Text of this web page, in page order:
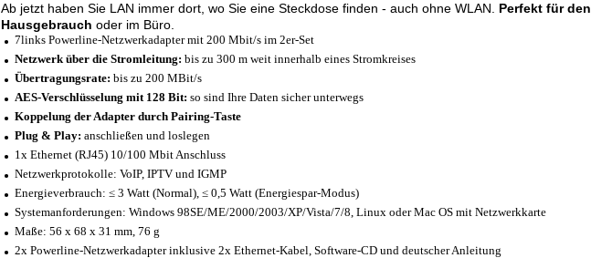
Ab jetzt haben Sie LAN immer dort, wo Sie eine Steckdose finden - auch ohne WLAN. Perfekt für den
Hausgebrauch oder im Büro.
7links Powerline-Netzwerkadapter mit 200 Mbit/s im 2er-Set
Netzwerk über die Stromleitung: bis zu 300 m weit innerhalb eines Stromkreises
Übertragungsrate: bis zu 200 MBit/s
AES-Verschlüsselung mit 128 Bit: so sind Ihre Daten sicher unterwegs
Koppelung der Adapter durch Pairing-Taste
Plug & Play: anschließen und loslegen
1x Ethernet (RJ45) 10/100 Mbit Anschluss
Netzwerkprotokolle: VoIP, IPTV und IGMP
Energieverbrauch: ≤ 3 Watt (Normal), ≤ 0,5 Watt (Energiespar-Modus)
Systemanforderungen: Windows 98SE/ME/2000/2003/XP/Vista/7/8, Linux oder Mac OS mit Netzwerkkarte
Maße: 56 x 68 x 31 mm, 76 g
2x Powerline-Netzwerkadapter inklusive 2x Ethernet-Kabel, Software-CD und deutscher Anleitung